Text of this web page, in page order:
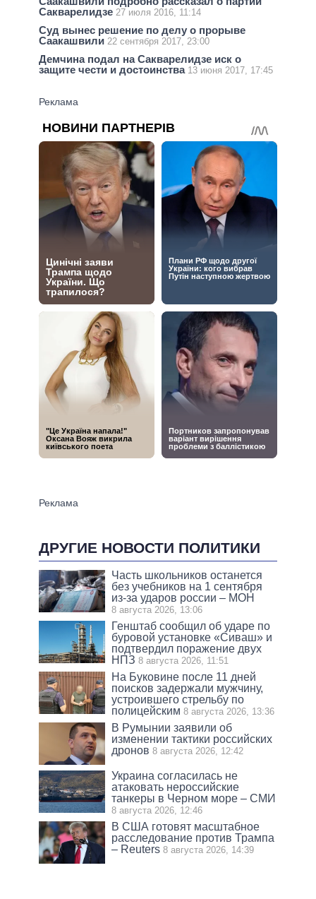
Сакварелидзе 27 июля 2016, 11:14
Суд вынес решение по делу о прорыве
Саакашвили 22 сентября 2017, 23:00
Демчина подал на Сакварелидзе иск о
защите чести и достоинства 13 июня 2017, 17:45
ДРУГИЕ НОВОСТИ ПОЛИТИКИ
Часть школьников останется
без учебников на 1 сентября
из-за ударов россии – МОН
8 августа 2026, 13:06
Генштаб сообщил об ударе по
буровой установке «Сиваш» и
подтвердил поражение двух
НПЗ 8 августа 2026, 11:51
На Буковине после 11 дней
поисков задержали мужчину,
устроившего стрельбу по
полицейским 8 августа 2026, 13:36
В Румынии заявили об
изменении тактики российских
дронов 8 августа 2026, 12:42
Украина согласилась не
атаковать нероссийские
танкеры в Черном море – СМИ
8 августа 2026, 12:46
В США готовят масштабное
расследование против Трампа
– Reuters 8 августа 2026, 14:39